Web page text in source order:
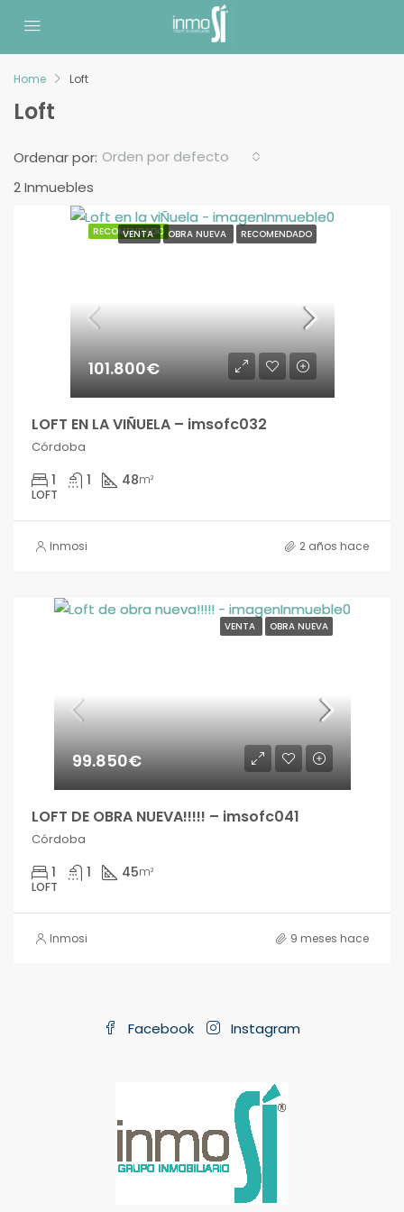
Home Loft
Loft
2 Inmuebles
Ordenar por: Orden por defecto
RECOMENDADO
VENTA OBRA NUEVA RECOMENDADO
101.800€
LOFT EN LA VIÑUELA – imsofc032
Córdoba
1 1 48m²
LOFT
Inmosi 2 años hace
VENTA OBRA NUEVA
99.850€
LOFT DE OBRA NUEVA!!!!! – imsofc041
Córdoba
1 1 45m²
LOFT
Inmosi 9 meses hace
Facebook Instagram